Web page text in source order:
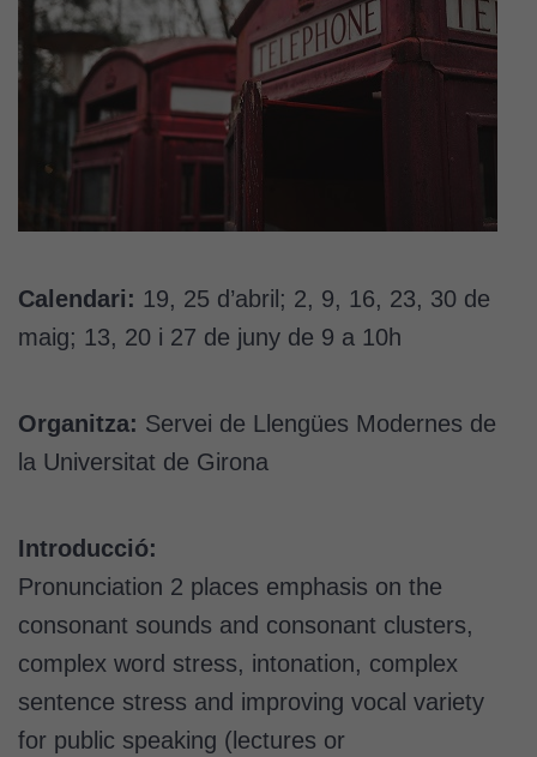
Calendari: 19, 25 d’abril; 2, 9, 16, 23, 30 de
maig; 13, 20 i 27 de juny de 9 a 10h
Organitza: Servei de Llengües Modernes de
la Universitat de Girona
Introducció:
Pronunciation 2 places emphasis on the
consonant sounds and consonant clusters,
complex word stress, intonation, complex
sentence stress and improving vocal variety
for public speaking (lectures or